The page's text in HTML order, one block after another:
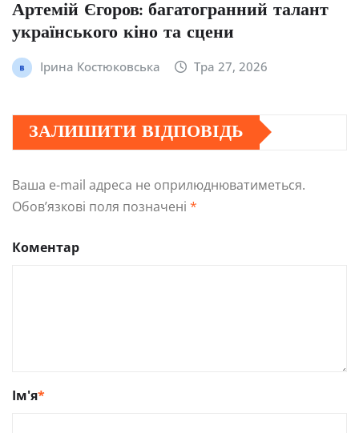
Артемій Єгоров: багатогранний талант
українського кіно та сцени
Ірина Костюковська Тра 27, 2026
ЗАЛИШИТИ ВІДПОВІДЬ
Ваша e-mail адреса не оприлюднюватиметься.
Обов’язкові поля позначені *
Коментар
Ім'я*